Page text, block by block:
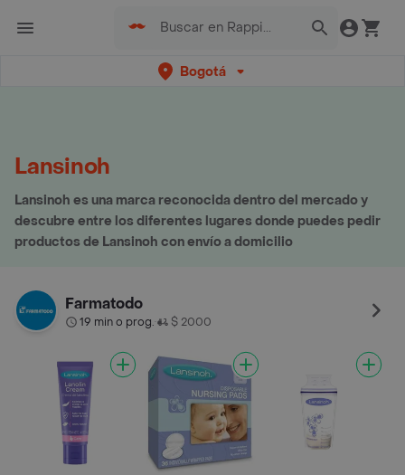
Bogotá
Lansinoh
Lansinoh es una marca reconocida dentro del mercado y
descubre entre los diferentes lugares donde puedes pedir
productos de Lansinoh con envío a domicilio
Farmatodo
19 min o prog.• $ 2000